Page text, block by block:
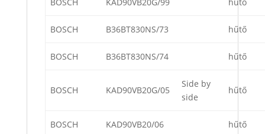
BOSCH B36BT830NS/73 hűtő
BOSCH B36BT830NS/74 hűtő
BOSCH KAD90VB20G/05
Side by
side
hűtő
BOSCH KAD90VB20/06 hűtő